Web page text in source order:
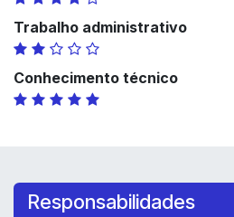
Trabalho administrativo
Conhecimento técnico
Responsabilidades